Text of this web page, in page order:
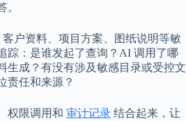
。
户资料、项目方案、图纸说明等敏
踪：是谁发起了查询？AI 调用了哪
生成？有没有涉及敏感目录或受控文
责任和来源？
权限调用和 审计记录 结合起来，让